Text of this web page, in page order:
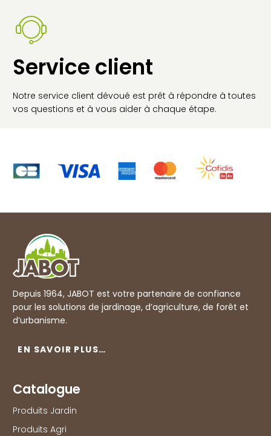
Service client
Notre service client dévoué est prêt à répondre à toutes
vos questions et à vous aider à chaque étape.
Depuis 1964, JABOT est votre partenaire de confiance
pour les solutions de jardinage, d’agriculture, de forêt et
d’urbanisme.
EN SAVOIR PLUS…
Catalogue
Produits Jardin
Produits Agri